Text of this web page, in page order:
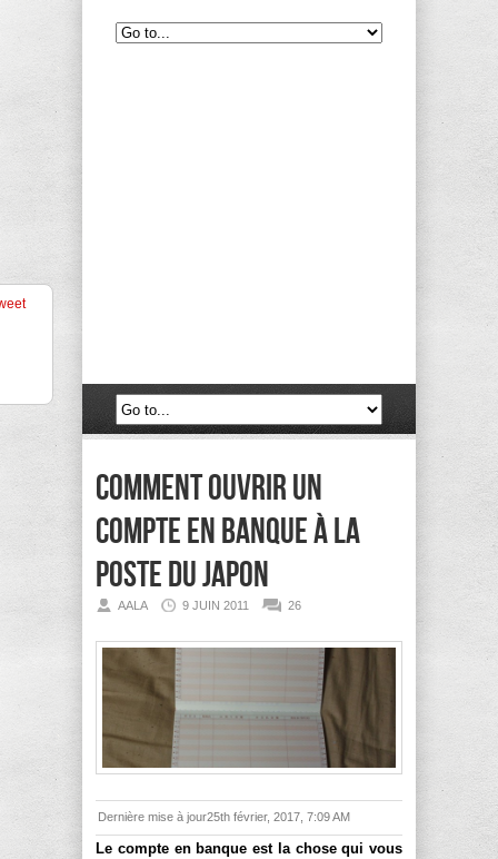
Comment ouvrir un
compte en banque à La
Poste du Japon
AALA 9 JUIN 2011 26
Dernière mise à jour25th février, 2017, 7:09 AM
Le compte en banque est la chose qui vous